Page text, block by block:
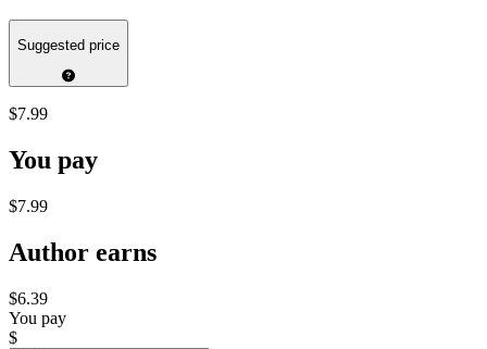
Suggested price
$7.99
You pay
$7.99
Author earns
$6.39
You pay
$